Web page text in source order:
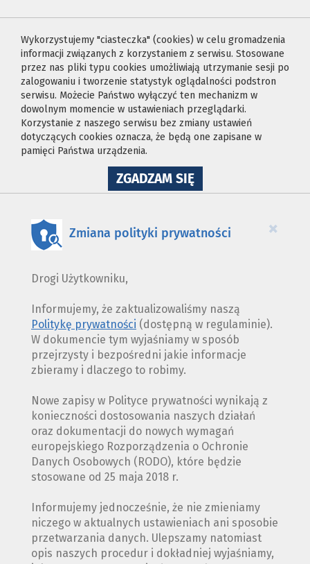
Wykorzystujemy "ciasteczka" (cookies) w celu gromadzenia
informacji związanych z korzystaniem z serwisu. Stosowane
przez nas pliki typu cookies umożliwiają utrzymanie sesji po
zalogowaniu i tworzenie statystyk oglądalności podstron
serwisu. Możecie Państwo wyłączyć ten mechanizm w
dowolnym momencie w ustawieniach przeglądarki.
Korzystanie z naszego serwisu bez zmiany ustawień
dotyczących cookies oznacza, że będą one zapisane w
pamięci Państwa urządzenia.
ZGADZAM SIĘNA
WYKORZYSTANIE
×
Zmiana polityki prywatności
Drogi Użytkowniku,
Informujemy, że zaktualizowaliśmy naszą
Politykę prywatności (dostępną w regulaminie).
W dokumencie tym wyjaśniamy w sposób
przejrzysty i bezpośredni jakie informacje
zbieramy i dlaczego to robimy.
Nowe zapisy w Polityce prywatności wynikają z
konieczności dostosowania naszych działań
oraz dokumentacji do nowych wymagań
europejskiego Rozporządzenia o Ochronie
Danych Osobowych (RODO), które będzie
stosowane od 25 maja 2018 r.
Informujemy jednocześnie, że nie zmieniamy
niczego w aktualnych ustawieniach ani sposobie
przetwarzania danych. Ulepszamy natomiast
opis naszych procedur i dokładniej wyjaśniamy,